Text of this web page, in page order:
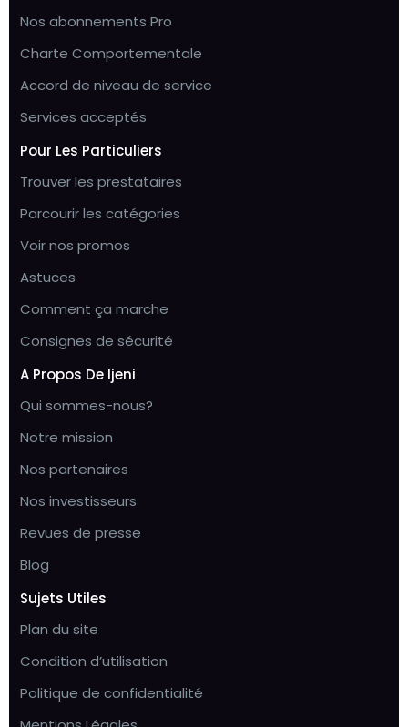
Nos abonnements Pro
Charte Comportementale
Accord de niveau de service
Services acceptés
Pour Les Particuliers
Trouver les prestataires
Parcourir les catégories
Voir nos promos
Astuces
Comment ça marche
Consignes de sécurité
A Propos De Ijeni
Qui sommes-nous?
Notre mission
Nos partenaires
Nos investisseurs
Revues de presse
Blog
Sujets Utiles
Plan du site
Condition d’utilisation
Politique de confidentialité